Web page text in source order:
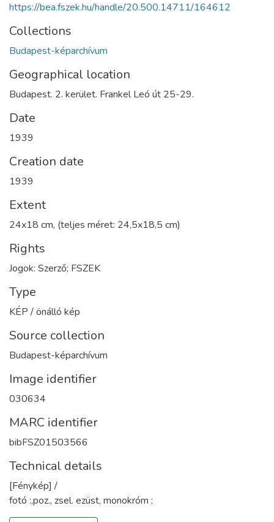
https://bea.fszek.hu/handle/20.500.14711/164612
Collections
Budapest-képarchívum
Geographical location
Budapest. 2. kerület. Frankel Leó út 25-29.
Date
1939
Creation date
1939
Extent
24x18 cm, (teljes méret: 24,5x18,5 cm)
Rights
Jogok: Szerző; FSZEK
Type
KÉP / önálló kép
Source collection
Budapest-képarchívum
Image identifier
030634
MARC identifier
bibFSZ01503566
Technical details
[Fénykép] /
fotó :,poz., zsel. ezüst, monokróm ;